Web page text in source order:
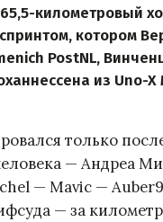
километровый
котором
PostNL,
из Uno-
только
— Андреа
— Mavic —
— за